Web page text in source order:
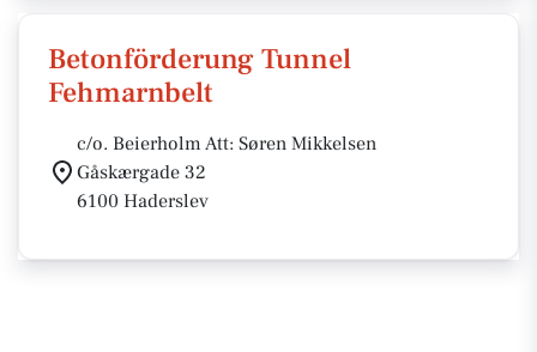
Betonförderung Tunnel
Fehmarnbelt
c/o. Beierholm Att: Søren Mikkelsen
Gåskærgade 32
6100 Haderslev